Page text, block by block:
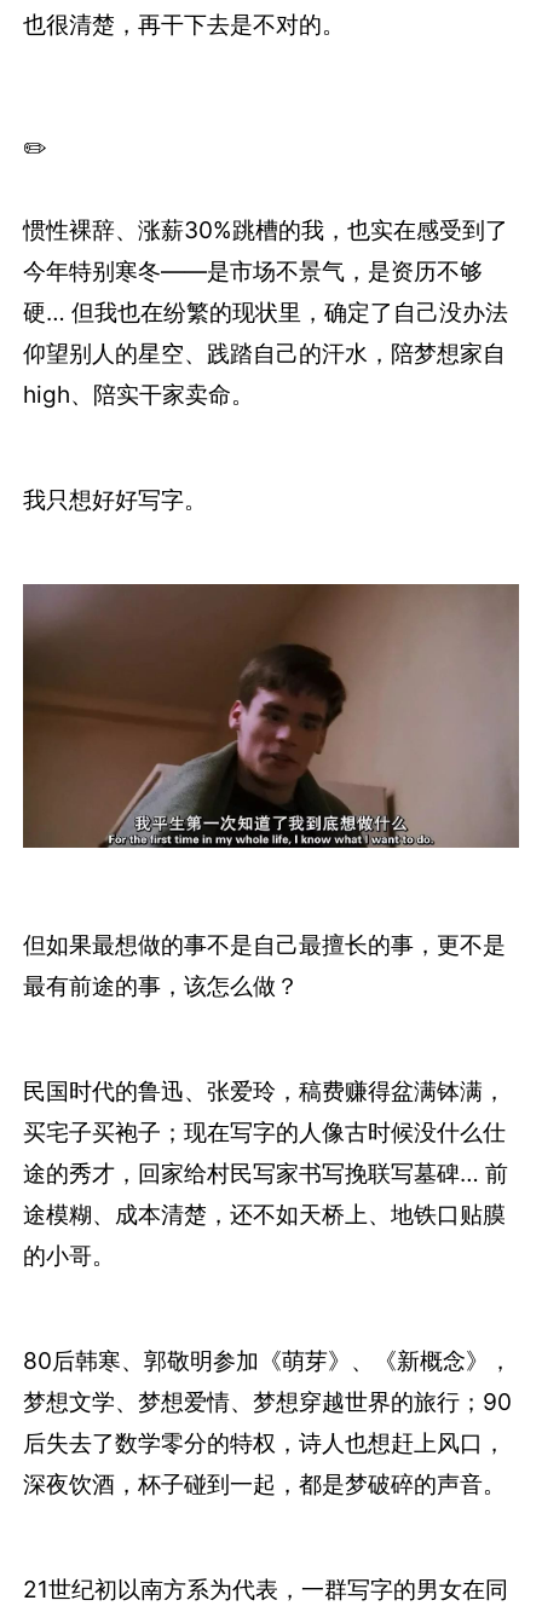
也很清楚，再干下去是不对的。
✏️
惯性裸辞、涨薪30%跳槽的我，也实在感受到了
今年特别寒冬——是市场不景气，是资历不够
硬… 但我也在纷繁的现状里，确定了自己没办法
仰望别人的星空、践踏自己的汗水，陪梦想家自
high、陪实干家卖命。
我只想好好写字。
但如果最想做的事不是自己最擅长的事，更不是
最有前途的事，该怎么做？
民国时代的鲁迅、张爱玲，稿费赚得盆满钵满，
买宅子买袍子；现在写字的人像古时候没什么仕
途的秀才，回家给村民写家书写挽联写墓碑… 前
途模糊、成本清楚，还不如天桥上、地铁口贴膜
的小哥。
80后韩寒、郭敬明参加《萌芽》、《新概念》，
梦想文学、梦想爱情、梦想穿越世界的旅行；90
后失去了数学零分的特权，诗人也想赶上风口，
深夜饮酒，杯子碰到一起，都是梦破碎的声音。
21世纪初以南方系为代表，一群写字的男女在同